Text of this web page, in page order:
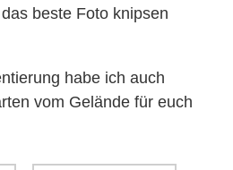
beste Foto knipsen
habe ich auch
vom Gelände für euch